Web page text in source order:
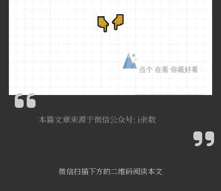
点个 在看 你最好看
本篇文章来源于微信公众号: i余数
微信扫描下方的二维码阅读本文